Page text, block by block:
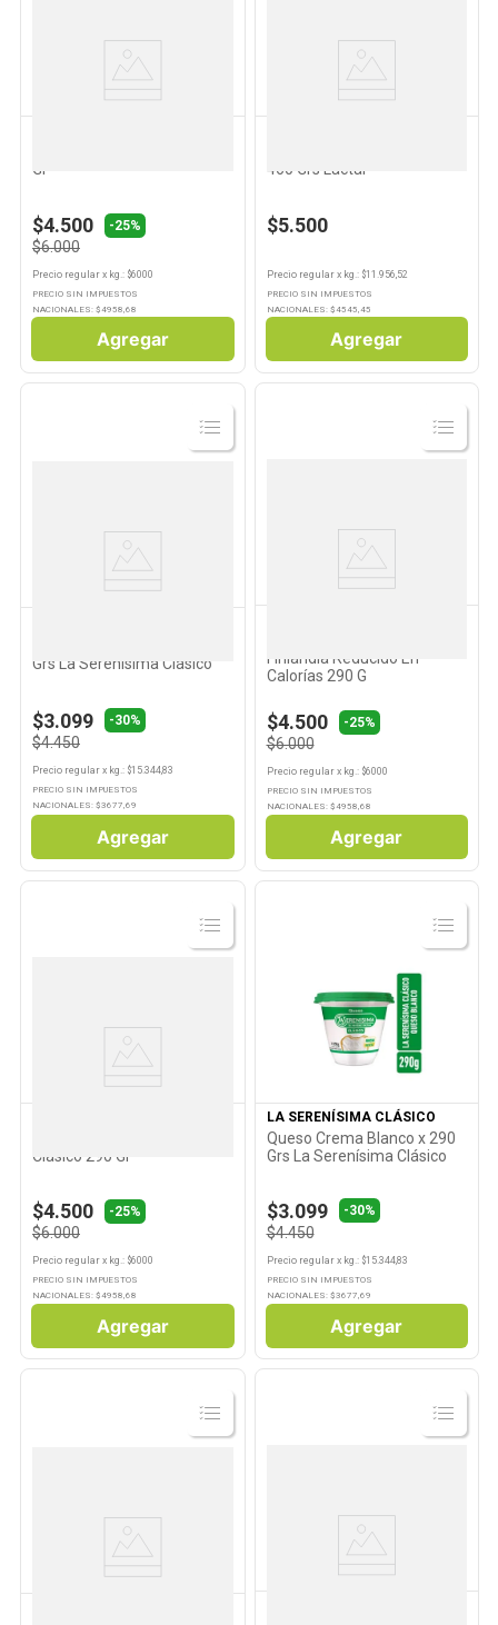
Ver
Producto
Gr
$4.500 -25%
$6.000
Precio regular x kg. : $6000
PRECIO SIN IMPUESTOS
NACIONALES: $4958,68
Agregar
Ver
Producto
460 Grs Lactal
$5.500
Precio regularx kg. : $11.956,52
PRECIO SIN IMPUESTOS
NACIONALES: $4545,45
Agregar
Ver
Producto
Grs La Serenísima Clásico
$3.099 -30%
$4.450
Precio regular x kg. : $15.344,83
PRECIO SIN IMPUESTOS
NACIONALES: $3677,69
Agregar
Ver
Producto
Finlandia Reducido En
Calorías 290 G
$4.500 -25%
$6.000
Precio regularx kg.: $6000
PRECIO SIN IMPUESTOS
NACIONALES: $4958,68
Agregar
Ver
Producto
Clásico 290 Gr
$4.500 -25%
$6.000
Precio regular x kg. : $6000
PRECIO SIN IMPUESTOS
NACIONALES: $4958,68
Agregar
Ver
Producto
LA SERENÍSIMA CLÁSICO
Queso Crema Blanco x 290
Grs La Serenísima Clásico
$3.099 -30%
$4.450
Precio regularx kg. : $15.344,83
PRECIO SIN IMPUESTOS
NACIONALES: $3677,69
Agregar
Ver
Producto
Ver
Producto